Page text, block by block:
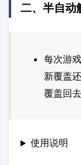
二、半自动
每次游
新覆盖
覆盖回去
使用说明